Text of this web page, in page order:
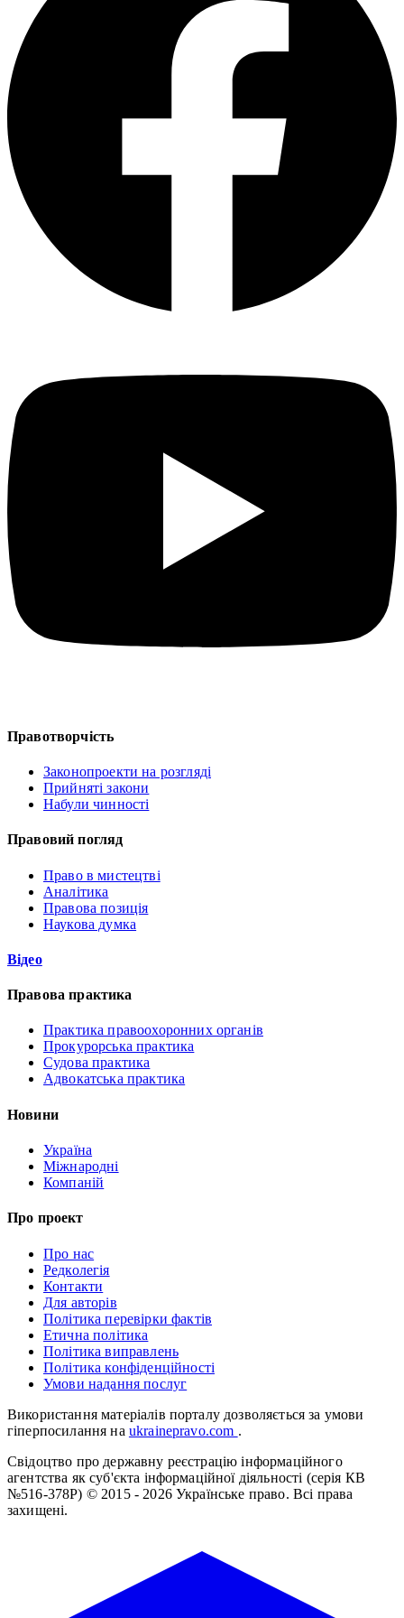
Правотворчість
Законопроекти на розгляді
Прийняті закони
Набули чинності
Правовий погляд
Право в мистецтві
Аналітика
Правова позиція
Наукова думка
Відео
Правова практика
Практика правоохоронних органів
Прокурорська практика
Судова практика
Адвокатська практика
Новини
Україна
Міжнародні
Компаній
Про проект
Про нас
Редколегія
Контакти
Для авторів
Політика перевірки фактів
Етична політика
Політика виправлень
Політика конфіденційності
Умови надання послуг
Використання матеріалів порталу дозволяється за умови
гіперпосилання на ukrainepravo.com .
Свідоцтво про державну реєстрацію інформаційного
агентства як суб'єкта інформаційної діяльності (серія КВ
№516-378Р) © 2015 - 2026 Українське право. Всі права
захищені.